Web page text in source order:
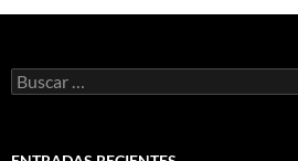
Buscar: